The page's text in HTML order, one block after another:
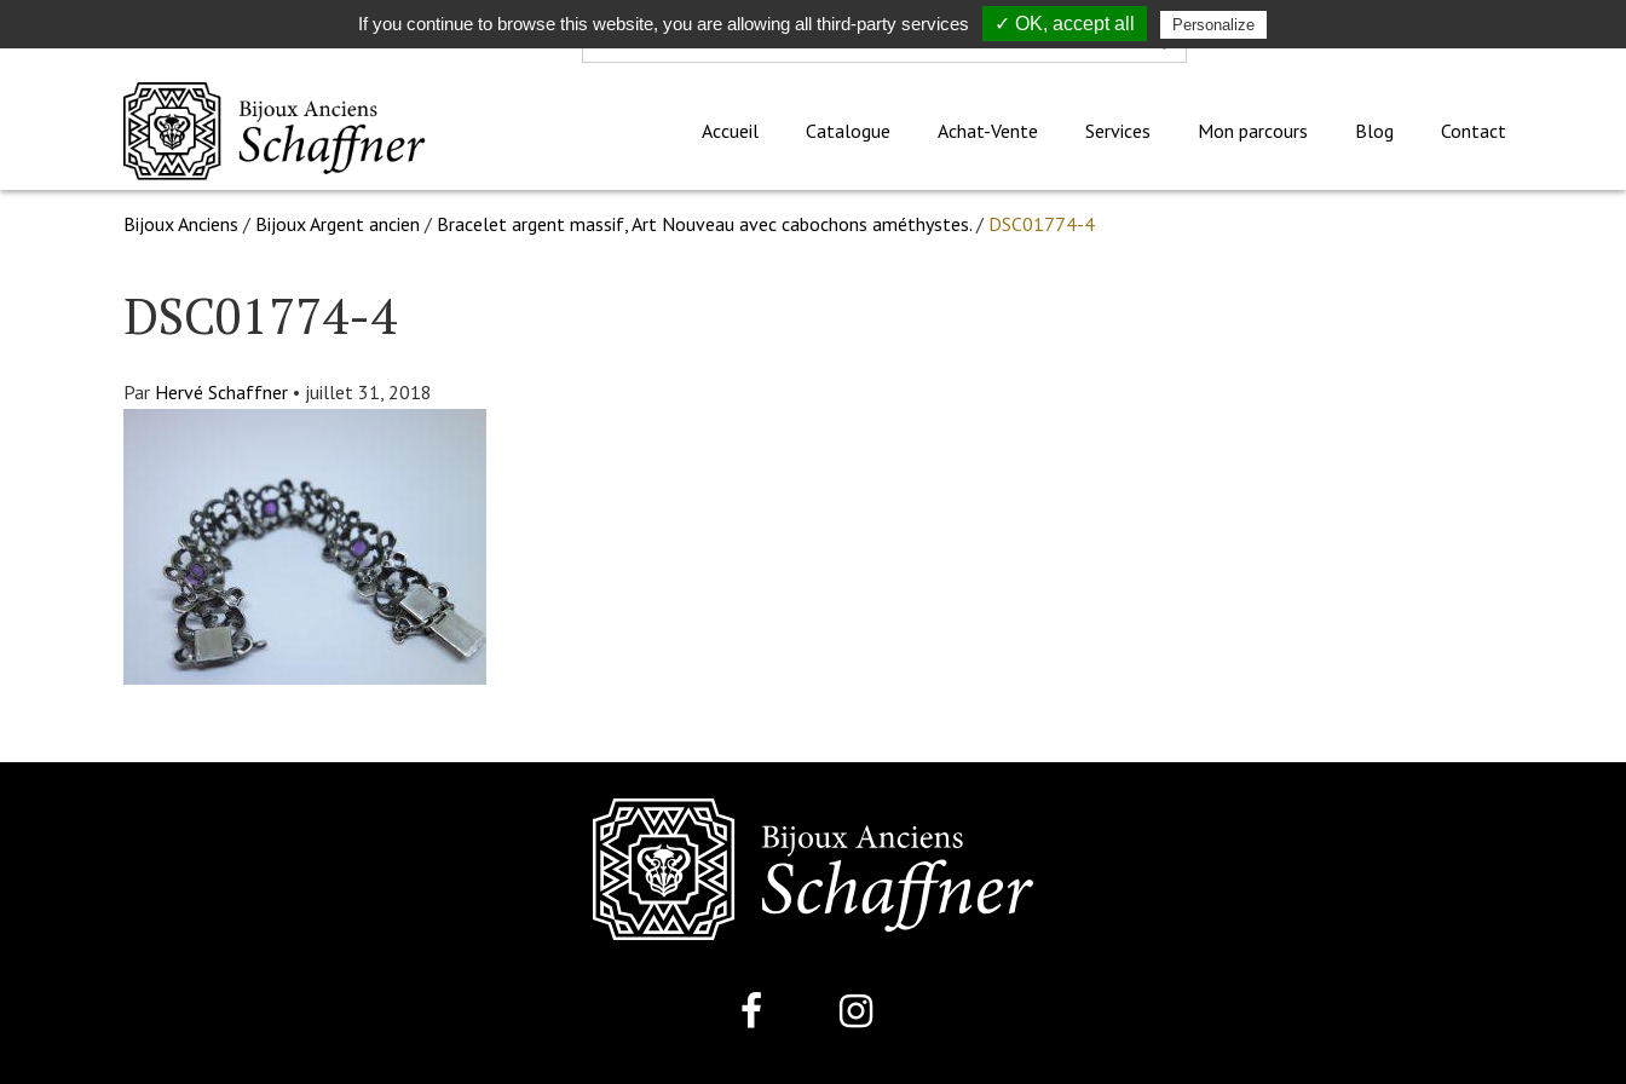
Rechercher
Accueil Catalogue Achat-Vente Services Mon parcours Blog Contact
Bijoux Anciens / Bijoux Argent ancien / Bracelet argent massif, Art Nouveau avec cabochons améthystes. / DSC01774-4
DSC01774-4
Par Hervé Schaffner • juillet 31, 2018
If you continue to browse this website, you are allowing all third-party services ✓ OK, accept all Personalize